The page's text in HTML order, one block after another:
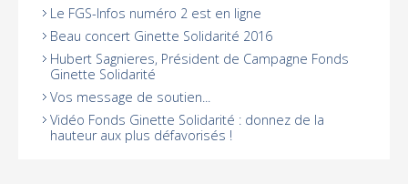
Le FGS-Infos numéro 2 est en ligne
Beau concert Ginette Solidarité 2016
Hubert Sagnieres, Président de Campagne Fonds
Ginette Solidarité
Vos message de soutien...
Vidéo Fonds Ginette Solidarité : donnez de la
hauteur aux plus défavorisés !